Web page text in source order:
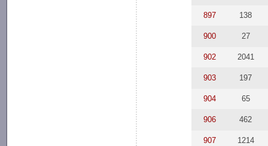
897 138
900 27
902 2041
903 197
904 65
906 462
907 1214